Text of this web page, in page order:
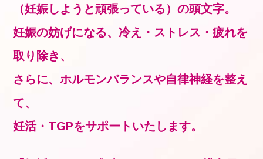
（妊娠しようと頑張っている）の頭文字。
妊娠の妨げになる、冷え・ストレス・疲れを
取り除き、
さらに、ホルモンバランスや自律神経を整え
て、
妊活・TGPをサポートいたします。